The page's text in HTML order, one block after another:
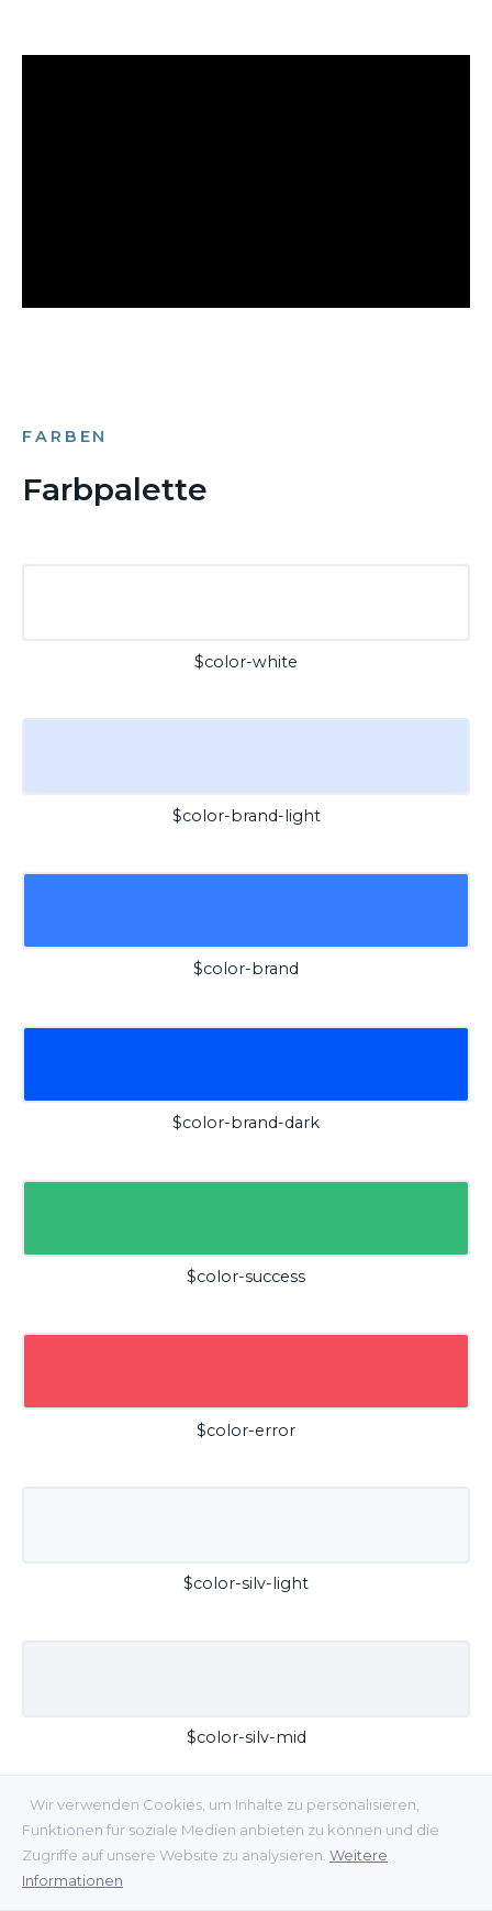
Wir verwenden Cookies, um Inhalte zu personalisieren,
Funktionen für soziale Medien anbieten zu können und die
Zugriffe auf unsere Website zu analysieren. Weitere
Informationen
FARBEN
Farbpalette
$color-white
$color-brand-light
$color-brand
$color-brand-dark
$color-success
$color-error
$color-silv-light
$color-silv-mid